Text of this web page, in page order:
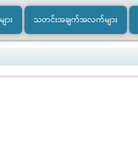
း သတင်းအချက်အလက်များ